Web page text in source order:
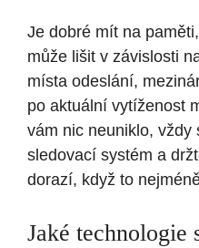
Je dobré mít na
může lišit v závislosti
místa odeslání,
po aktuální vytíženost
vám nic neuniklo, vždy
sledovací systém a
dorazí, když to
Jaké technologie